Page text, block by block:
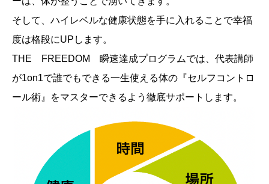
そして、ハイレベルな健康状態を手に入れることで幸福
度は格段にUPします。
THE FREEDOM 瞬速達成プログラムでは、代表講師
が1on1で誰でもできる一生使える体の『セルフコントロ
ール術』をマスターできるよう徹底サポートします。